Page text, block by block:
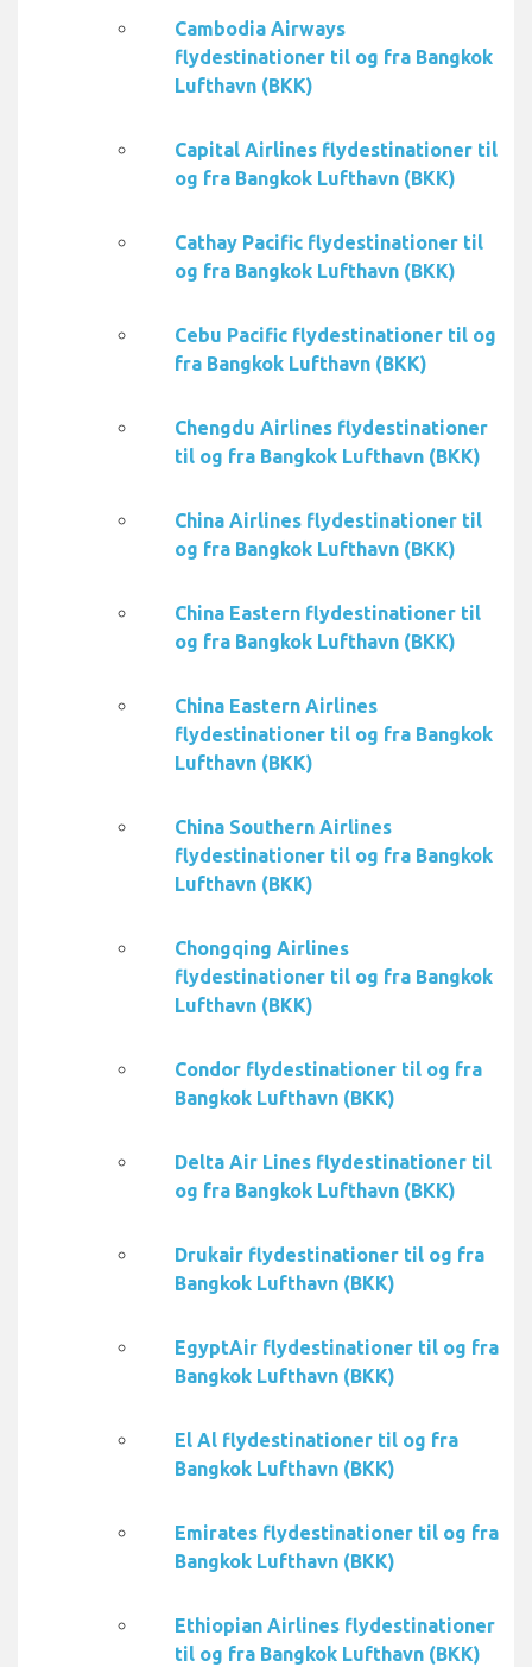
Cambodia Airways
flydestinationer til og fra Bangkok
Lufthavn (BKK)
Capital Airlines flydestinationer til
og fra Bangkok Lufthavn (BKK)
Cathay Pacific flydestinationer til
og fra Bangkok Lufthavn (BKK)
Cebu Pacific flydestinationer til og
fra Bangkok Lufthavn (BKK)
Chengdu Airlines flydestinationer
til og fra Bangkok Lufthavn (BKK)
China Airlines flydestinationer til
og fra Bangkok Lufthavn (BKK)
China Eastern flydestinationer til
og fra Bangkok Lufthavn (BKK)
China Eastern Airlines
flydestinationer til og fra Bangkok
Lufthavn (BKK)
China Southern Airlines
flydestinationer til og fra Bangkok
Lufthavn (BKK)
Chongqing Airlines
flydestinationer til og fra Bangkok
Lufthavn (BKK)
Condor flydestinationer til og fra
Bangkok Lufthavn (BKK)
Delta Air Lines flydestinationer til
og fra Bangkok Lufthavn (BKK)
Drukair flydestinationer til og fra
Bangkok Lufthavn (BKK)
EgyptAir flydestinationer til og fra
Bangkok Lufthavn (BKK)
El Al flydestinationer til og fra
Bangkok Lufthavn (BKK)
Emirates flydestinationer til og fra
Bangkok Lufthavn (BKK)
Ethiopian Airlines flydestinationer
til og fra Bangkok Lufthavn (BKK)